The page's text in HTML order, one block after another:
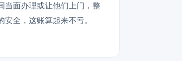
当面办理或让他们上门，整
全，这账算起来不亏。